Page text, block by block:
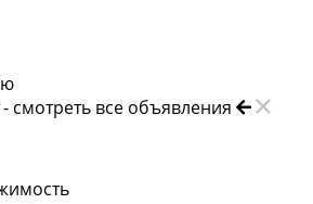
смотреть все объявления